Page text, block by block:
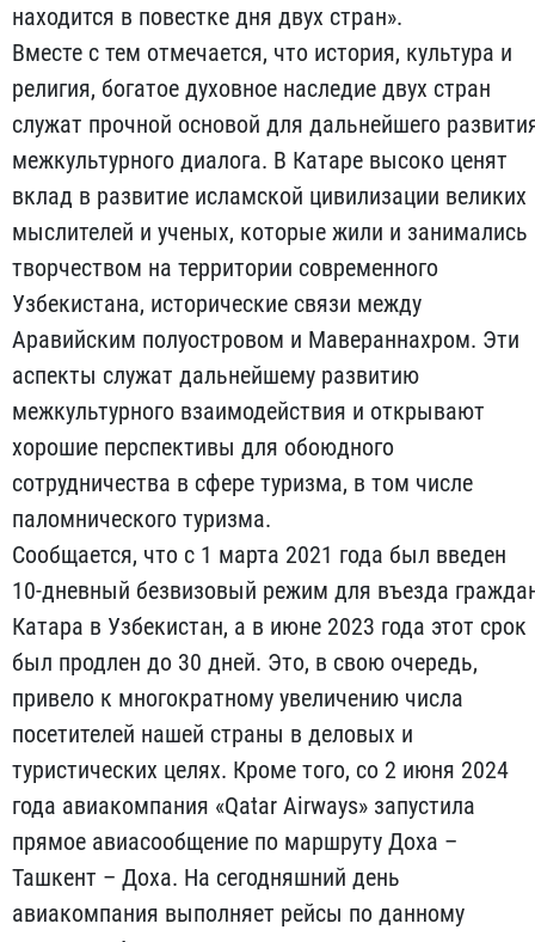
находится в повестке дня двух стран».
Вместе с тем отмечается, что история, культура и
религия, богатое духовное наследие двух стран
служат прочной основой для дальнейшего
межкультурного диалога. В Катаре высоко ценят
вклад в развитие исламской цивилизации великих
мыслителей и ученых, которые жили и занимались
творчеством на территории современного
Узбекистана, исторические связи между
Аравийским полуостровом и Мавераннахром. Эти
аспекты служат дальнейшему развитию
межкультурного взаимодействия и открывают
хорошие перспективы для обоюдного
сотрудничества в сфере туризма, в том числе
паломнического туризма.
Сообщается, что с 1 марта 2021 года был введен
10-дневный безвизовый режим для въезда
Катара в Узбекистан, а в июне 2023 года этот срок
был продлен до 30 дней. Это, в свою очередь,
привело к многократному увеличению числа
посетителей нашей страны в деловых и
туристических целях. Кроме того, со 2 июня 2024
года авиакомпания «Qatar Airways» запустила
прямое авиасообщение по маршруту Доха –
Ташкент – Доха. На сегодняшний день
авиакомпания выполняет рейсы по данному